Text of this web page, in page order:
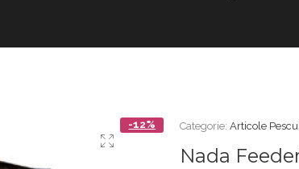
-12% Categorie:Articole
Nada